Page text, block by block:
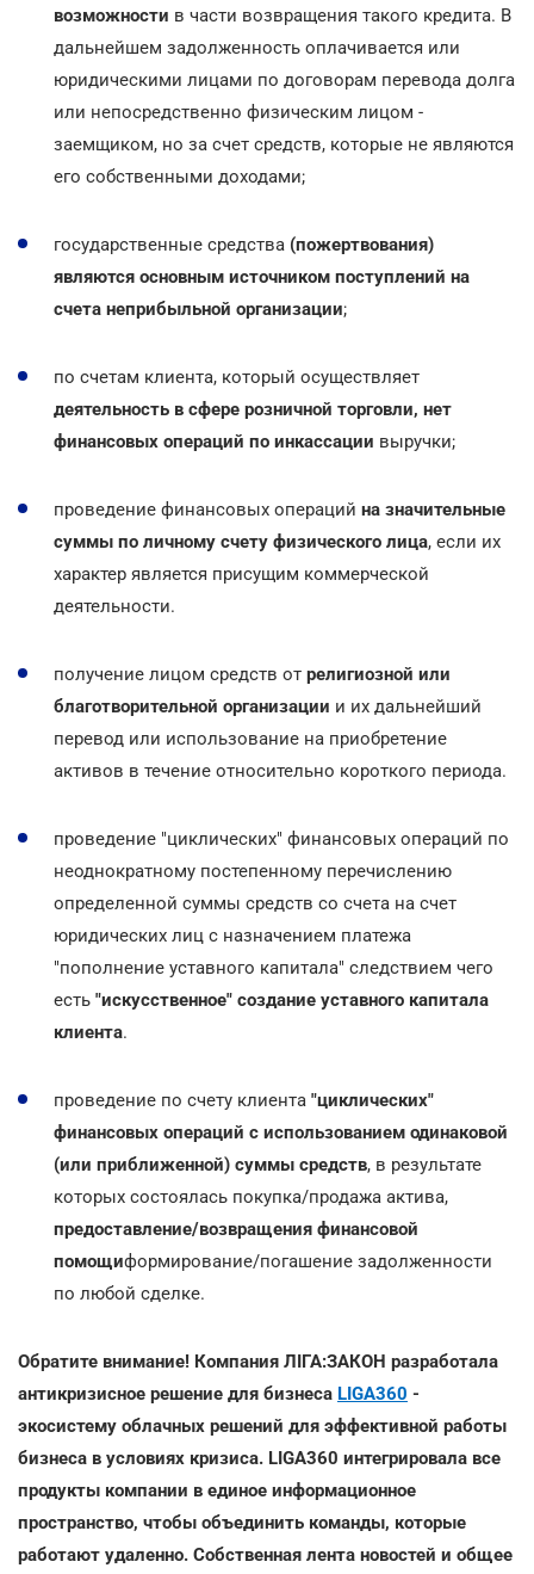
возможности в части возвращения такого кредита. В
дальнейшем задолженность оплачивается или
юридическими лицами по договорам перевода долга
или непосредственно физическим лицом -
заемщиком, но за счет средств, которые не являются
его собственными доходами;
государственные средства (пожертвования)
являются основным источником поступлений на
счета неприбыльной организации;
по счетам клиента, который осуществляет
деятельность в сфере розничной торговли, нет
финансовых операций по инкассации выручки;
проведение финансовых операций на значительные
суммы по личному счету физического лица, если их
характер является присущим коммерческой
деятельности.
получение лицом средств от религиозной или
благотворительной организации и их дальнейший
перевод или использование на приобретение
активов в течение относительно короткого периода.
проведение "циклических" финансовых операций по
неоднократному постепенному перечислению
определенной суммы средств со счета на счет
юридических лиц с назначением платежа
"пополнение уставного капитала" следствием чего
есть "искусственное" создание уставного капитала
клиента.
проведение по счету клиента "циклических"
финансовых операций с использованием одинаковой
(или приближенной) суммы средств, в результате
которых состоялась покупка/продажа актива,
предоставление/возвращения финансовой
помощиформирование/погашение задолженности
по любой сделке.
Обратите внимание! Компания ЛІГА:ЗАКОН разработала
антикризисное решение для бизнеса LIGA360 -
экосистему облачных решений для эффективной работы
бизнеса в условиях кризиса. LIGA360 интегрировала все
продукты компании в единое информационное
пространство, чтобы объединить команды, которые
работают удаленно. Собственная лента новостей и общее